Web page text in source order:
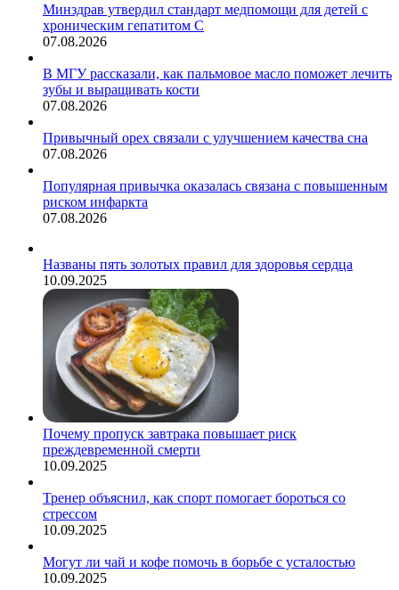
Минздрав утвердил стандарт медпомощи для детей с
хроническим гепатитом С
07.08.2026
В МГУ рассказали, как пальмовое масло поможет лечить
зубы и выращивать кости
07.08.2026
Привычный орех связали с улучшением качества сна
07.08.2026
Популярная привычка оказалась связана с повышенным
риском инфаркта
07.08.2026
Названы пять золотых правил для здоровья сердца
10.09.2025
Почему пропуск завтрака повышает риск
преждевременной смерти
10.09.2025
Тренер объяснил, как спорт помогает бороться со
стрессом
10.09.2025
Могут ли чай и кофе помочь в борьбе с усталостью
10.09.2025